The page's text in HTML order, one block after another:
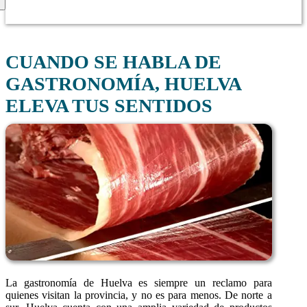
CUANDO SE HABLA DE
GASTRONOMÍA, HUELVA
ELEVA TUS SENTIDOS
La gastronomía de Huelva es siempre un reclamo para
quienes visitan la provincia, y no es para menos. De norte a